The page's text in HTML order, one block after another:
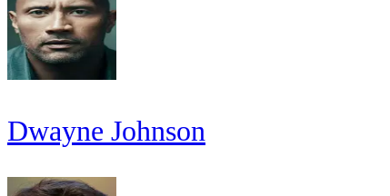
Dwayne Johnson